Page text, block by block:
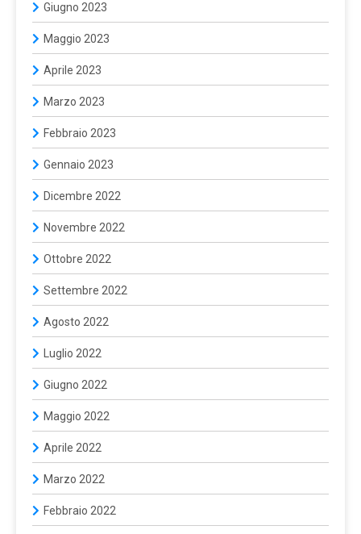
Giugno 2023
Maggio 2023
Aprile 2023
Marzo 2023
Febbraio 2023
Gennaio 2023
Dicembre 2022
Novembre 2022
Ottobre 2022
Settembre 2022
Agosto 2022
Luglio 2022
Giugno 2022
Maggio 2022
Aprile 2022
Marzo 2022
Febbraio 2022